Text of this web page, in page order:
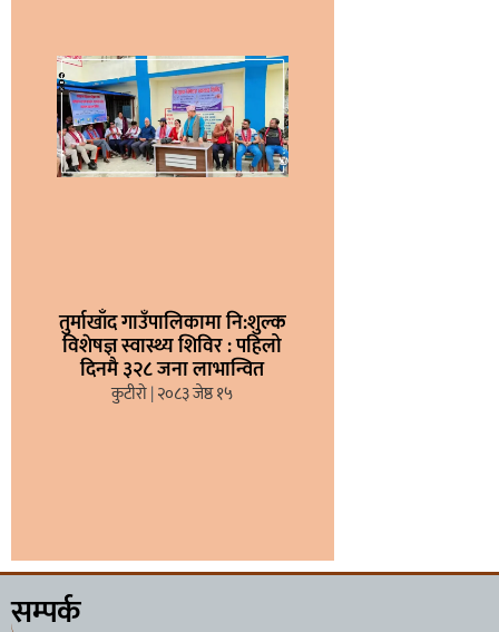
तुर्माखाँद गाउँपालिकामा नि:शुल्क
विशेषज्ञ स्वास्थ्य शिविर : पहिलो
दिनमै ३२८ जना लाभान्वित
कुटीरो २०८३ जेष्ठ १५
सम्पर्क